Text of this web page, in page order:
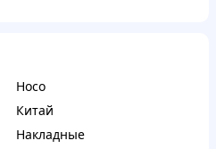
Hoco
Китай
Накладные